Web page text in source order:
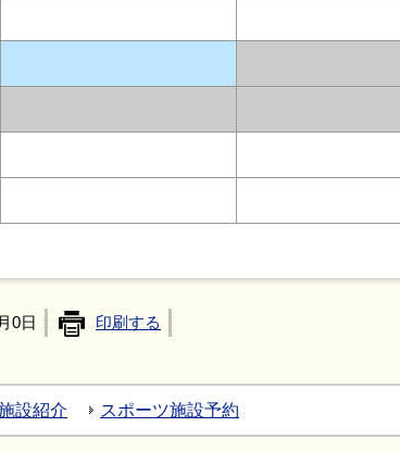
0日 印刷する
設紹介 スポーツ施設予約